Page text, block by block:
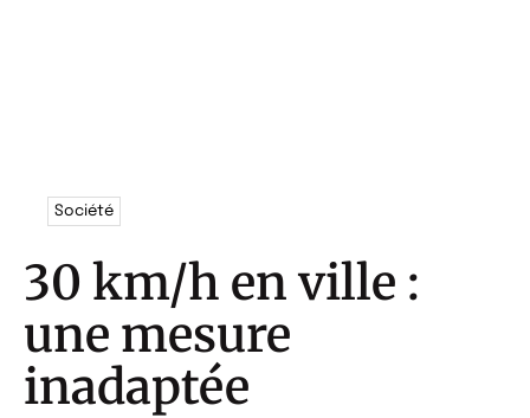
Société
30 km/h en ville :
une mesure
inadaptée